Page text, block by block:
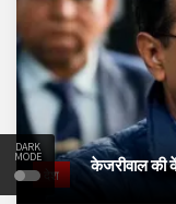
DARK
MODE
देश केजरीवाल की